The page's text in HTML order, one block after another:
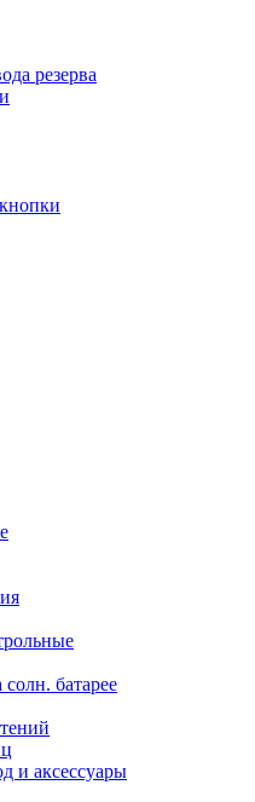
резерва
батарее
и аксессуары